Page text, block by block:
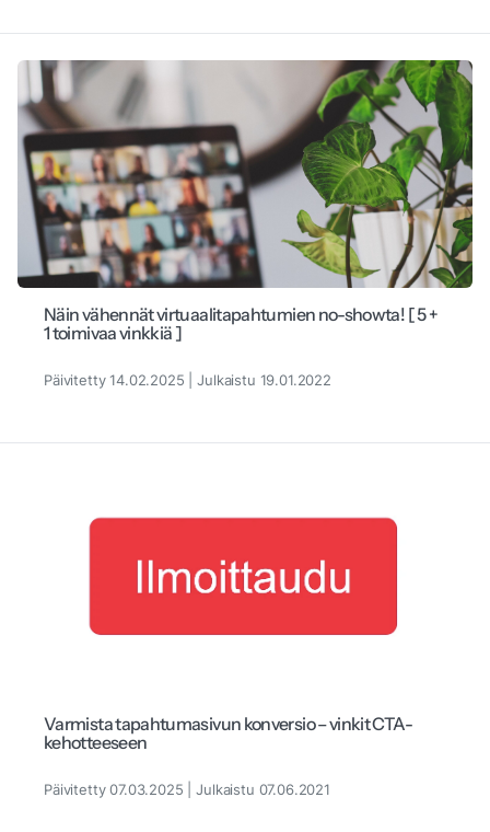
Näin vähennät virtuaalitapahtumien no-showta! [ 5 +
1 toimivaa vinkkiä ]
Päivitetty 14.02.2025 | Julkaistu 19.01.2022
Varmista tapahtumasivun konversio – vinkit CTA-
kehotteeseen
Päivitetty 07.03.2025 | Julkaistu 07.06.2021